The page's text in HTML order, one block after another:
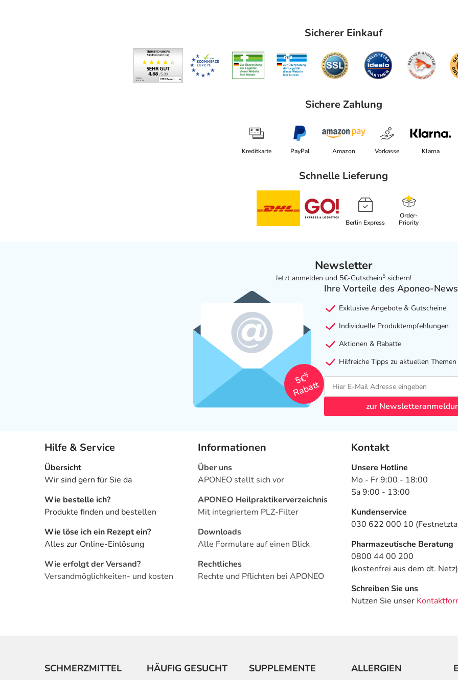
Sicherer Einkauf
Sichere Zahlung
Kreditkarte PayPal Amazon Vorkasse Klarna
Schnelle Lieferung
Berlin Express
Order-
Priority
Newsletter
Jetzt anmelden und 5€-Gutschein5 sichern!
5€
5
Rabatt
Ihre Vorteile des Aponeo-
Exklusive Angebote & Gutscheine
Individuelle Produktempfehlungen
Aktionen & Rabatte
Hilfreiche Tipps zu aktuellen Themen
zur
Hilfe & Service
Übersicht
Wir sind gern für Sie da
Wie bestelle ich?
Produkte finden und bestellen
Wie löse ich ein Rezept ein?
Alles zur Online-Einlösung
Wie erfolgt der Versand?
Versandmöglichkeiten- und kosten
Informationen
Über uns
APONEO stellt sich vor
APONEO Heilpraktikerverzeichnis
Mit integriertem PLZ-Filter
Downloads
Alle Formulare auf einen Blick
Rechtliches
Rechte und Pflichten bei APONEO
Kontakt
Unsere Hotline
Mo - Fr 9:00 - 18:00
Sa 9:00 - 13:00
Kundenservice
030 622 000 10
Pharmazeutische Beratung
0800 44 00 200
(kostenfrei aus dem dt. Netz)
Schreiben Sie uns
Nutzen Sie unser
SCHMERZMITTEL HÄUFIG GESUCHT SUPPLEMENTE ALLERGIEN